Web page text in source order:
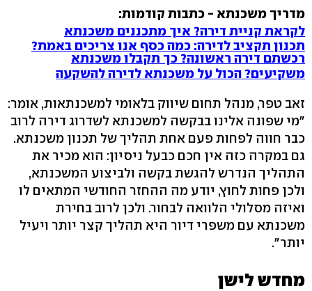
מדריך משכנתא - כתבות קודמות:
לקראת קניית דירה? איך מתכננים משכנתא
תכנון תקציב לדירה: כמה כסף אנו צריכים באמת?
רכשתם דירה ראשונה? כך תקבלו משכנתא
משקיעים? הכול על משכנתא לדירה להשקעה
זאב טפר, מנהל תחום שיווק בלאומי למשכנתאות, אומר:
"מי שפונה אלינו בבקשה למשכנתא לשדרוג דירה לרוב
כבר חווה לפחות פעם אחת תהליך של תכנון משכנתא.
גם במקרה כזה אין חכם כבעל ניסיון: הוא מכיר את
התהליך הנדרש להגשת בקשה ולביצוע המשכנתא,
ולכן פחות לחוץ, יודע מה ההחזר החודשי המתאים לו
ואיזה מסלולי הלוואה לבחור. ולכן לרוב בחירת
משכנתא עם משפרי דיור היא תהליך קצר יותר ויעיל
יותר".
מחדש לישן